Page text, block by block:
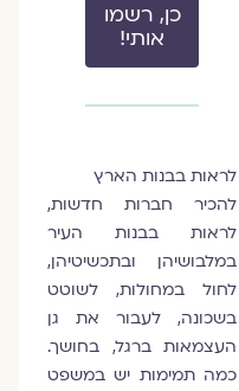
כן, רשמו
אותי!
לראות בבנות הארץ
להכיר חברות חדשות,
לראות בבנות העיר
במלבושיהן ובתכשיטיהן,
לחול במחולות, לשוטט
בשכונה, לעבור את גן
העצמאות ברגל, בחושך.
כמה תמימות יש במשפט